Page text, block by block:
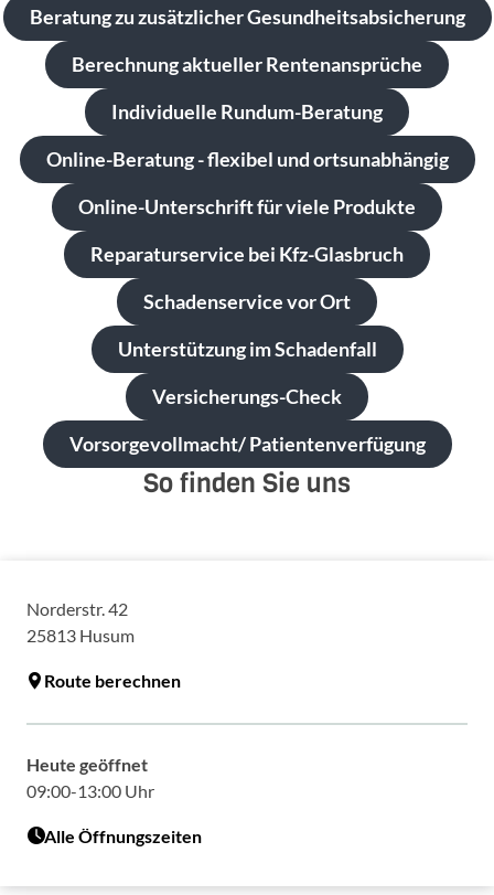
Beratung zu zusätzlicher Gesundheitsabsicherung
Berechnung aktueller Rentenansprüche
Individuelle Rundum-Beratung
Online-Beratung - flexibel und ortsunabhängig
Online-Unterschrift für viele Produkte
Reparaturservice bei Kfz-Glasbruch
Schadenservice vor Ort
Unterstützung im Schadenfall
Versicherungs-Check
Vorsorgevollmacht/ Patientenverfügung
So finden Sie uns
Norderstr. 42
25813 Husum
Route berechnen
Heute geöffnet
09:00-13:00 Uhr
Alle Öffnungszeiten